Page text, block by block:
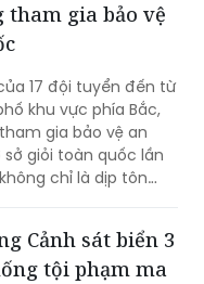
gia bảo vệ
17 đội tuyển đến từ
khu vực phía Bắc,
gia bảo vệ an
giỏi toàn quốc lần
chỉ là dịp tôn
gìn bình yên từ cơ sở.
Cảnh sát biển 3
tội phạm ma